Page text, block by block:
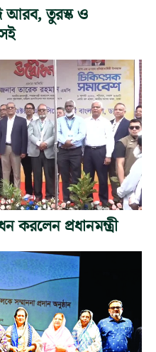
আরব, তুরস্ক ও
করলেন প্রধানমন্ত্রী